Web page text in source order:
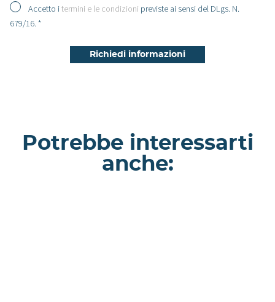
Accetto itermini e le condizioni previste ai sensi del DLgs. N.
679/16. *
Potrebbe interessarti
anche: